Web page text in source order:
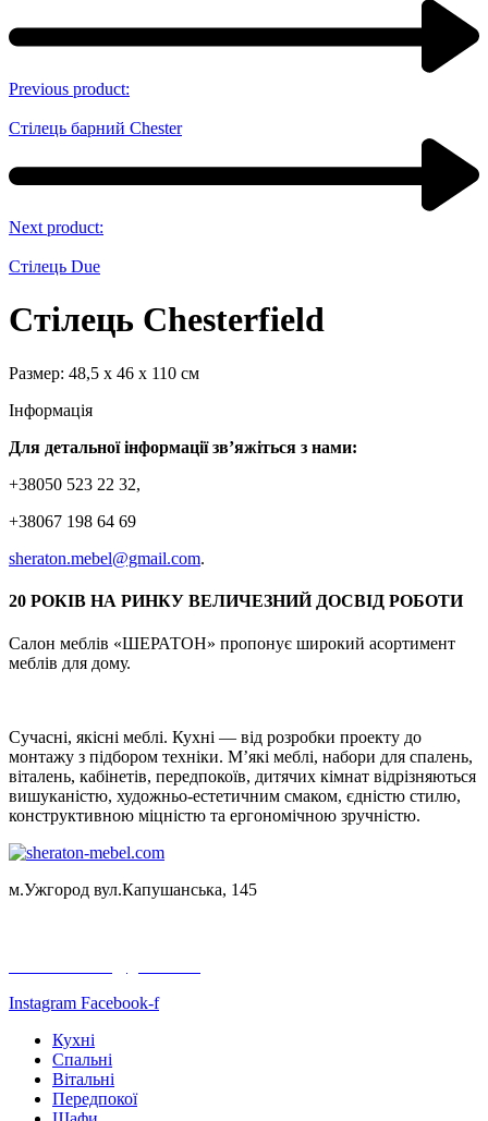
Previous product:
Стілець барний Chester
Next product:
Стілець Due
Стілець Chesterfield
Размер: 48,5 х 46 х 110 см
Інформація
Для детальної інформації зв’яжіться з нами:
+38050 523 22 32,
+38067 198 64 69
sheraton.mebel@gmail.com.
20 РОКІВ НА РИНКУ ВЕЛИЧЕЗНИЙ ДОСВІД РОБОТИ
Салон меблів «ШЕРАТОН» пропонує широкий асортимент
меблів для дому.
Сучасні, якісні меблі. Кухні — від розробки проекту до
монтажу з підбором техніки. М’які меблі, набори для спалень,
віталень, кабінетів, передпокоїв, дитячих кімнат відрізняються
вишуканістю, художньо-естетичним смаком, єдністю стилю,
конструктивною міцністю та ергономічною зручністю.
м.Ужгород вул.Капушанська, 145
Instagram Facebook-f
Кухні
Спальні
Вітальні
Передпокої